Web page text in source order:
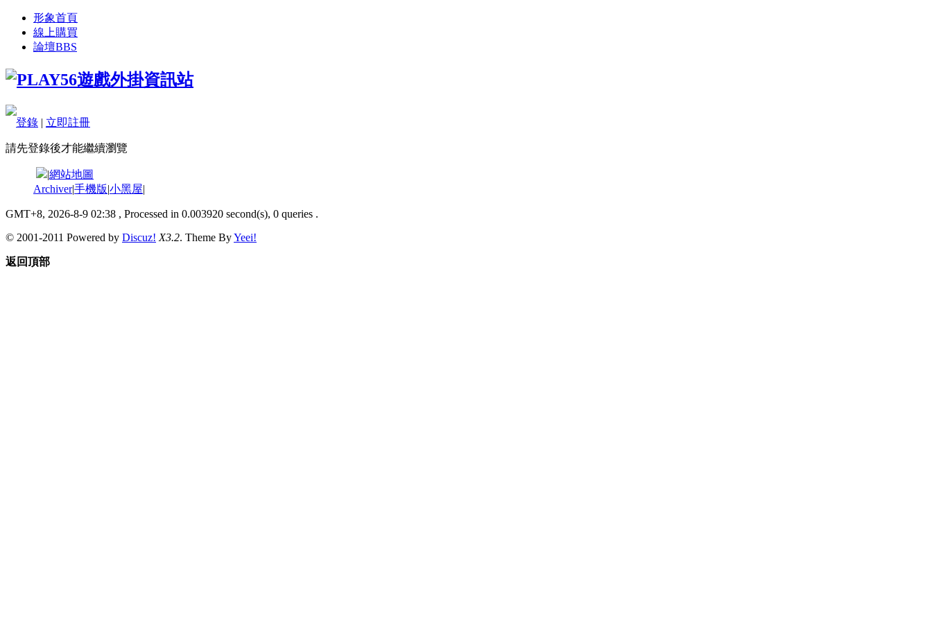
形象首頁
線上購買
論壇BBS
登錄 | 立即註冊
請先登錄後才能繼續瀏覽
|網站地圖
Archiver|手機版|小黑屋|
GMT+8, 2026-8-9 02:38 , Processed in 0.003920 second(s), 0 queries .
© 2001-2011 Powered by Discuz! X3.2. Theme ByYeei!
返回頂部